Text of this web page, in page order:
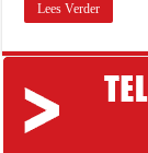
Lees Verder